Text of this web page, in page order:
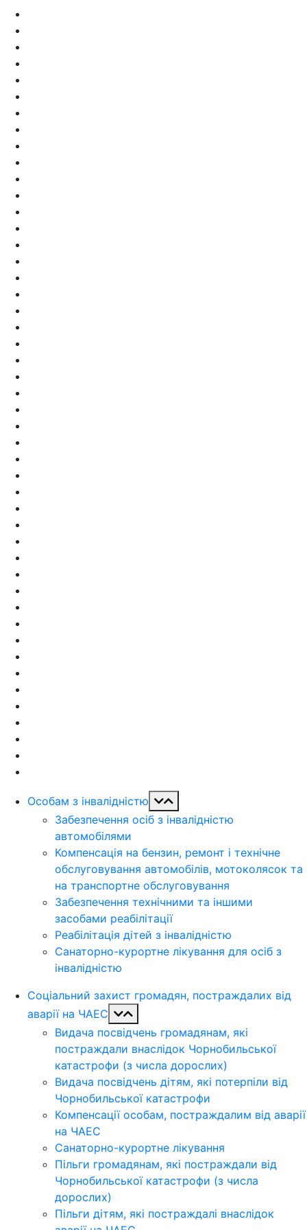
Особам з інвалідністю
Забезпечення осіб з інвалідністю
автомобілями
Компенсація на бензин, ремонт і технічне
обслуговування автомобілів, мотоколясок та
на транспортне обслуговування
Забезпечення технічними та іншими
засобами реабілітації
Реабілітація дітей з інвалідністю
Санаторно-курортне лікування для осіб з
інвалідністю
Соціальний захист громадян, постраждалих від
аварії на ЧАЕС
Видача посвідчень громадянам, які
постраждали внаслідок Чорнобильської
катастрофи (з числа дорослих)
Видача посвідчень дітям, які потерпіли від
Чорнобильської катастрофи
Компенсації особам, постраждалим від аварії
на ЧАЕС
Санаторно-курортне лікування
Пільги громадянам, які постраждали від
Чорнобильської катастрофи (з числа
дорослих)
Пільги дітям, які постраждалі внаслідок